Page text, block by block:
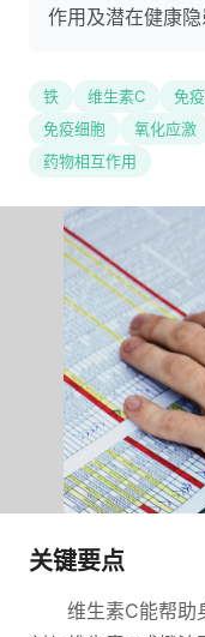
作用及潜在健康隐
铁 维生素C 免
免疫细胞
氧化应激
药物相互作用
关键要点
维生素C能帮助